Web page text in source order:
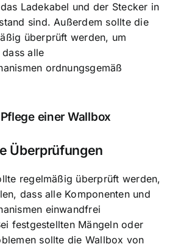
Ladekabel und der Stecker in
sind. Außerdem sollte die
überprüft werden, um
alle
ordnungsgemäß
einer Wallbox
Überprüfungen
regelmäßig überprüft werden,
dass alle Komponenten und
einwandfrei
festgestellten Mängeln oder
sollte die Wallbox von